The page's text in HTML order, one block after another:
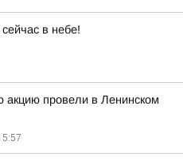
в небе!
акцию провели в Ленинском